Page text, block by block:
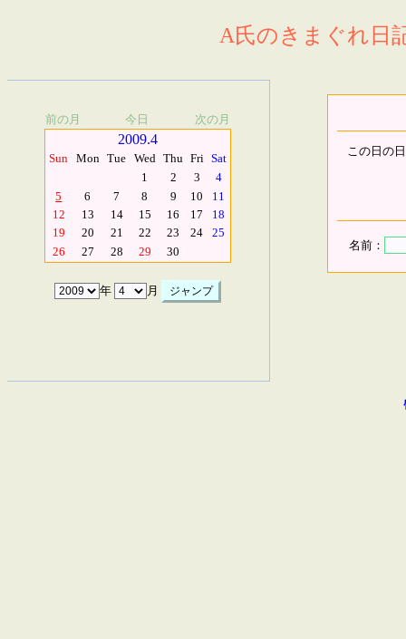
A氏のきまぐれ日
前の月 今日 次の月
2009.4
Sun Mon Tue Wed Thu Fri Sat
1
2 3
4
5
6 7 8 9 10
11
12
13 14 15 16 17
18
19
20 21 22 23 24
25
26
27 28 29 30
年 月
この日の
名前：